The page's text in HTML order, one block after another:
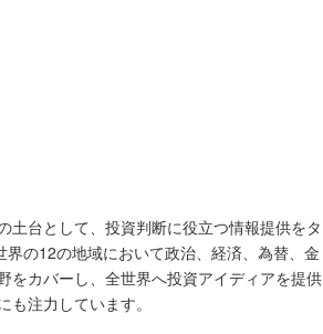
台として、投資判断に役⽴つ情報提供をタ
の12の地域において政治、経済、為替、⾦
をカバーし、全世界へ投資アイディアを提供
注力しています。